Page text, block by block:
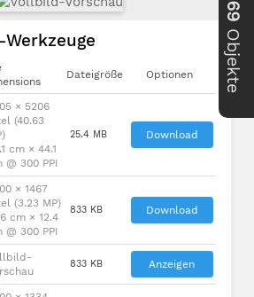
Dateigröße Optionen
× 5206
(40.63
cm × 44.1
@ 300 PPI
25.4 MB Download
× 1467
(3.23 MP)
cm × 12.4
@ 300 PPI
833 KB Download
833 KB Anzeigen
69
Objekte